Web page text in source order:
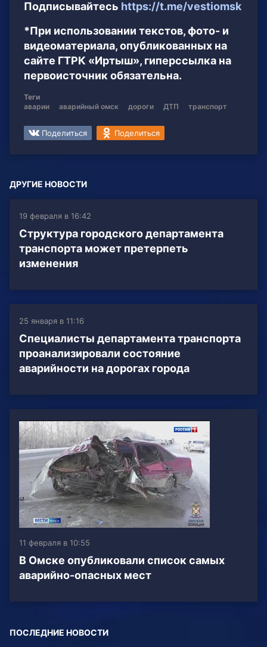
Подписывайтесь https://t.me/vestiomsk
*При использовании текстов, фото- и
видеоматериала, опубликованных на
сайте ГТРК «Иртыш», гиперссылка на
первоисточник обязательна.
Теги
аварии
аварийный омск дороги ДТП транспорт
Поделиться Поделиться
ДРУГИЕ НОВОСТИ
19 февраля в 16:42
Структура городского департамента
транспорта может претерпеть
изменения
25 января в 11:16
Специалисты департамента транспорта
проанализировали состояние
аварийности на дорогах города
11 февраля в 10:55
В Омске опубликовали список самых
аварийно-опасных мест
ПОСЛЕДНИЕ НОВОСТИ